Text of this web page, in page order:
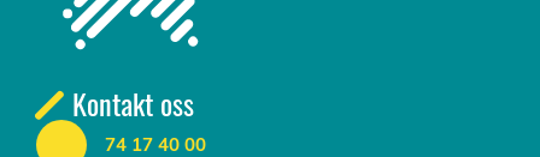
Kontakt oss
74 17 40 00